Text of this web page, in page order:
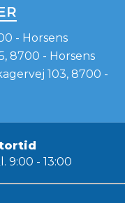
- Horsens
8700 - Horsens
103, 8700 -
9:00 - 13:00